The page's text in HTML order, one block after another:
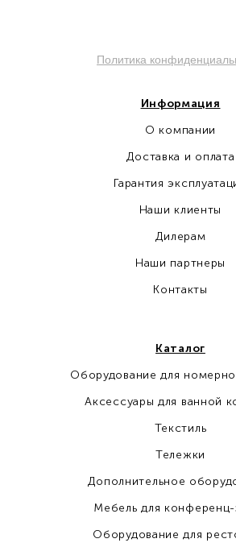
Политика
Информация
О компании
Доставка и оплата
Гарантия
Наши клиенты
Дилерам
Наши партнеры
Контакты
Каталог
Оборудование для
Аксессуары для ванной
Текстиль
Тележки
Дополнительное
Мебель для конференц-
Оборудование для